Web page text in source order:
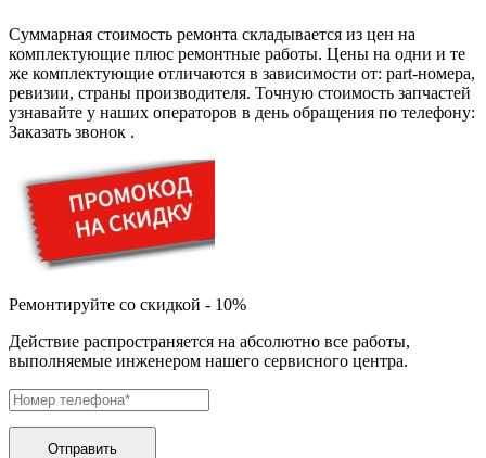
cd проигрывателей
cd ресиверов
cd транспортов
чаеварок
чайников
часов настенных
чековых принтеров
чиллеров
дальномеров
дарсонвалей
датчиков качества воды
датчиков качества воздуха
датчиков температуры
дельташлифмашин
депиляторов
держателей с беспроводной зарядкой
Суммарная стоимость ремонта складывается из цен на
комплектующие плюс ремонтные работы. Цены на одни и те
же комплектующие отличаются в зависимости от: part-номера,
ревизии, страны производителя. Точную стоимость запчастей
узнавайте у наших операторов в день обращения по телефону:
Заказать звонок .
Ремонтируйте со скидкой - 10%
Действие распространяется на абсолютно все работы,
выполняемые инженером нашего сервисного центра.
Отправить